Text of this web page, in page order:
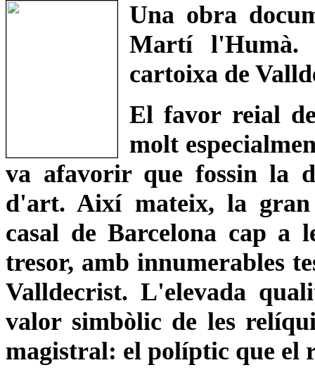
Una obra
Martí
cartoixa de
El favor reial
molt
va afavorir que fossin la
d'art. Així mateix, la
casal de Barcelona cap a
tresor, amb innumerables
Valldecrist. L'elevada
valor simbòlic de les
magistral: el políptic que